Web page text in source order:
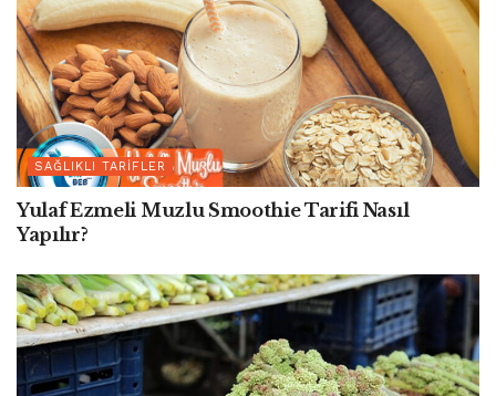
SAĞLIKLI TARIFLER
Yulaf Ezmeli Muzlu Smoothie Tarifi Nasıl
Yapılır?